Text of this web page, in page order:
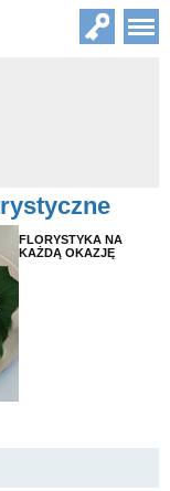
FLORYSTYKA NA
KAŻDĄ OKAZJĘ